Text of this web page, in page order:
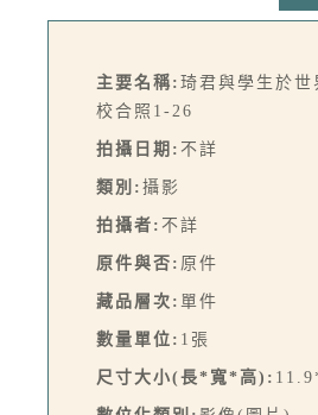
主要名稱: 琦君與學生於世
校合照1-26
拍攝日期: 不詳
類別: 攝影
拍攝者: 不詳
原件與否: 原件
藏品層次: 單件
數量單位: 1張
尺寸大小(長*寬*高):